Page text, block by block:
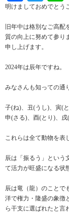
明けましておめでとう
旧年中は格別なご高
質の向上に努めて参り
申し上げます。
2024年は辰年ですね。
みなさんも知っての通
子(ね)、丑(うし)、寅(
申(さる)、酉(とり)、戌
これらは全て動物を表
辰は「振るう」という
て活力が旺盛になる状
辰は竜（龍）のことで
洋で権力・隆盛の象徴
ら干支に選ばれたと言